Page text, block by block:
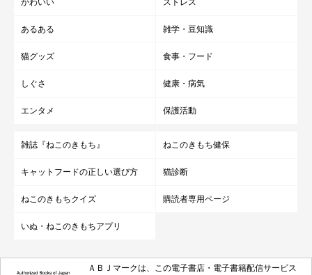
あるある 雑学・豆知識
猫グッズ 食事・フード
しぐさ 健康・病気
エンタメ 保護活動
雑誌『ねこのきもち』 ねこのきもち健保
キャットフードの正しい選び方 猫診断
ねこのきもちクイズ 購読者専用ページ
いぬ・ねこのきもちアプリ
ＡＢＪマークは、この電子書店・電子書籍配信サービス